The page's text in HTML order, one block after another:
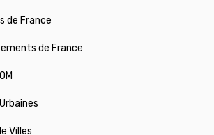
de France
de France
Villes